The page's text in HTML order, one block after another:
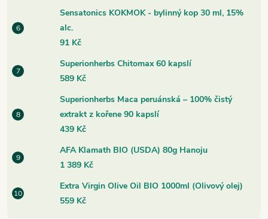
Sensatonics KOKMOK - bylinný kop 30 ml, 15%
alc.
91 Kč
Superionherbs Chitomax 60 kapslí
589 Kč
Superionherbs Maca peruánská – 100% čistý
extrakt z kořene 90 kapslí
439 Kč
AFA Klamath BIO (USDA) 80g Hanoju
1 389 Kč
Extra Virgin Olive Oil BIO 1000ml (Olivový olej)
559 Kč